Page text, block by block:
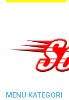
MENU KATEGORI